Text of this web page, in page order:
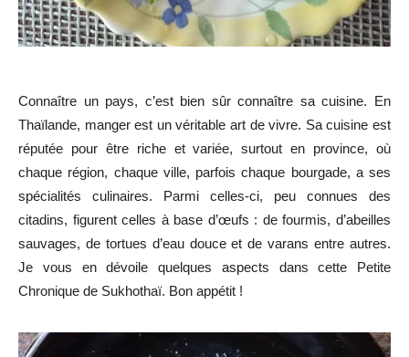
Connaître un pays, c’est bien sûr connaître sa cuisine. En
Thaïlande, manger est un véritable art de vivre. Sa cuisine est
réputée pour être riche et variée, surtout en province, où
chaque région, chaque ville, parfois chaque bourgade, a ses
spécialités culinaires. Parmi celles-ci, peu connues des
citadins, figurent celles à base d’œufs : de fourmis, d’abeilles
sauvages, de tortues d’eau douce et de varans entre autres.
Je vous en dévoile quelques aspects dans cette Petite
Chronique de Sukhothaï. Bon appétit !